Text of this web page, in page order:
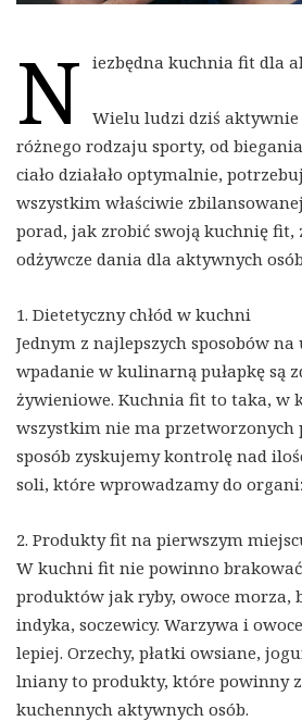
N iezbędna kuchnia fit dla
Wielu ludzi dziś
różnego rodzaju sporty, od
ciało działało optymalnie,
wszystkim właściwie
porad, jak zrobić swoją kuchnię fit,
odżywcze dania dla aktywnych
1. Dietetyczny chłód w kuchni
Jednym z najlepszych sposobów
wpadanie w kulinarną pułapkę są
żywieniowe. Kuchnia fit to taka, w
wszystkim nie ma przetworzonych
sposób zyskujemy kontrolę nad
soli, które wprowadzamy do
2. Produkty fit na pierwszym
W kuchni fit nie powinno
produktów jak ryby, owoce morza,
indyka, soczewicy. Warzywa i
lepiej. Orzechy, płatki owsiane,
lniany to produkty, które powinny
kuchennych aktywnych osób.